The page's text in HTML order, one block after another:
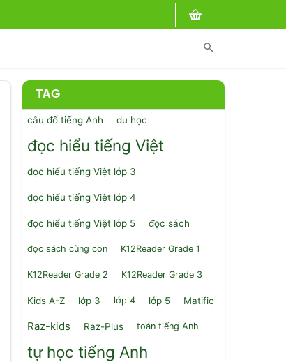
search
TAG
câu đố tiếng Anh du học
đọc hiểu tiếng Việt
đọc hiểu tiếng Việt lớp 3
đọc hiểu tiếng Việt lớp 4
đọc hiểu tiếng Việt lớp 5 đọc sách
đọc sách cùng con K12Reader Grade 1
K12Reader Grade 2 K12Reader Grade 3
Kids A-Z lớp 3 lớp 4 lớp 5 Matific
Raz-kids Raz-Plus toán tiếng Anh
tự học tiếng Anh